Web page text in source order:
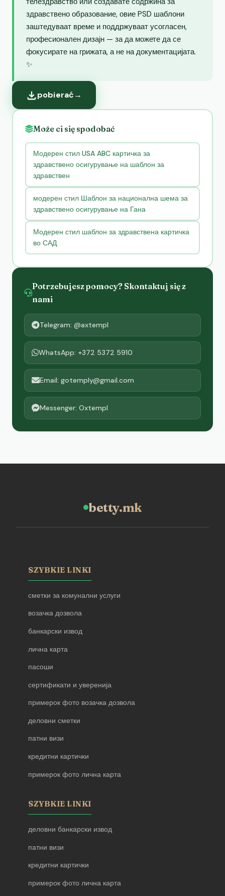
здравствено образование, овие PSD шаблони
заштедуваат време и поддржуваат усогласен,
професионален дизајн — за да можете да се
фокусирате на грижата, а не на документацијата.
✨
pobierać→
Może ci się spodobać
Модерен стил USA ABC картичка за
здравствено осигурување на шаблон за
здравствен
модерен стил Шаблон за национална шема за
здравствено осигурување на Гана
Модерен стил шаблон за здравствена картичка
во САД
Potrzebujesz pomocy? Skontaktuj się z
nami
Telegram: @axtempl
WhatsApp: +372 5372 5910
Email: gotemply@gmail.com
Messenger: Oxtempl
betty.mk
SZYBKIE LINKI
сметки за комунални услуги
возачка дозвола
банкарски извод
лична карта
пасоши
сертификати и уверенија
примерок фото возачка дозвола
деловни сметки
патни визи
кредитни картички
примерок фото лична карта
SZYBKIE LINKI
деловни банкарски извод
патни визи
кредитни картички
примерок фото лична карта